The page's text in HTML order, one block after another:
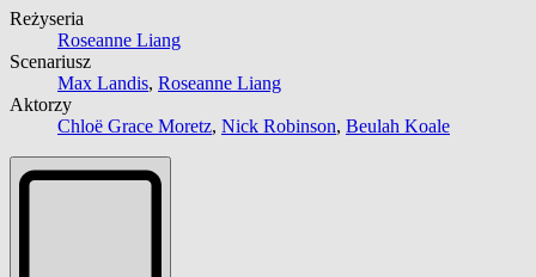
Reżyseria
Roseanne Liang
Scenariusz
Max Landis, Roseanne Liang
Aktorzy
Chloë Grace Moretz, Nick Robinson, Beulah Koale